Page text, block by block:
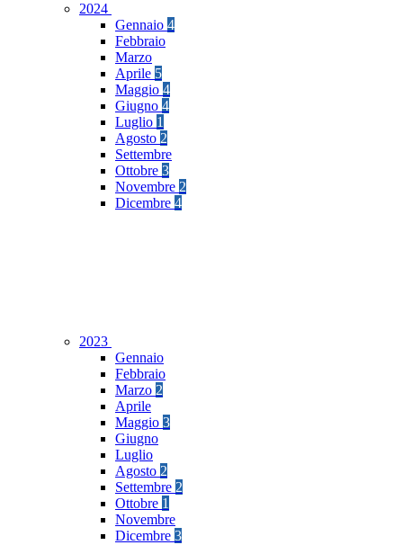
2024
Gennaio 4
Febbraio
Marzo
Aprile 5
Maggio 4
Giugno 4
Luglio 1
Agosto 2
Settembre
Ottobre 3
Novembre 2
Dicembre 4
2023
Gennaio
Febbraio
Marzo 2
Aprile
Maggio 3
Giugno
Luglio
Agosto 2
Settembre 2
Ottobre 1
Novembre
Dicembre 3